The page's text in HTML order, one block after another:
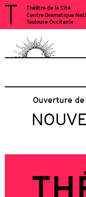
Théâtre de la Cité
Centre Dramatique
Toulouse Occitanie
Ouverture